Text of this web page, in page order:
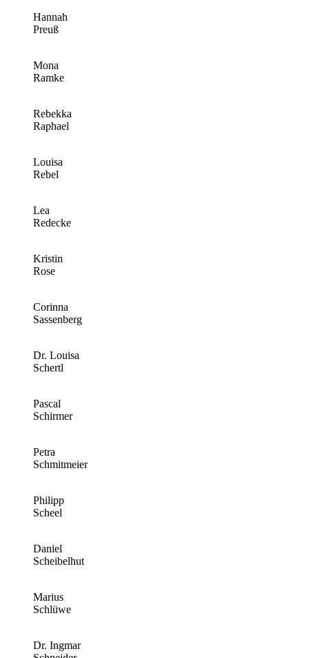
Hannah
Preuß
Mona
Ramke
Rebekka
Raphael
Louisa
Rebel
Lea
Redecke
Kristin
Rose
Corinna
Sassenberg
Dr. Louisa
Schertl
Pascal
Schirmer
Petra
Schmitmeier
Philipp
Scheel
Daniel
Scheibelhut
Marius
Schlüwe
Dr. Ingmar